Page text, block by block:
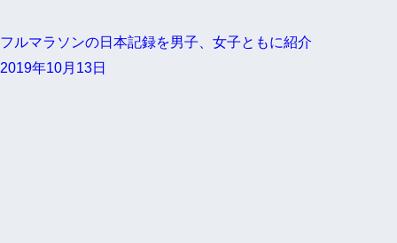
フルマラソンの日本記録を男子、女子ともに紹介
2019年10月13日